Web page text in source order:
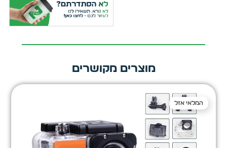
מוצרים מקושרים
המלאי אזל